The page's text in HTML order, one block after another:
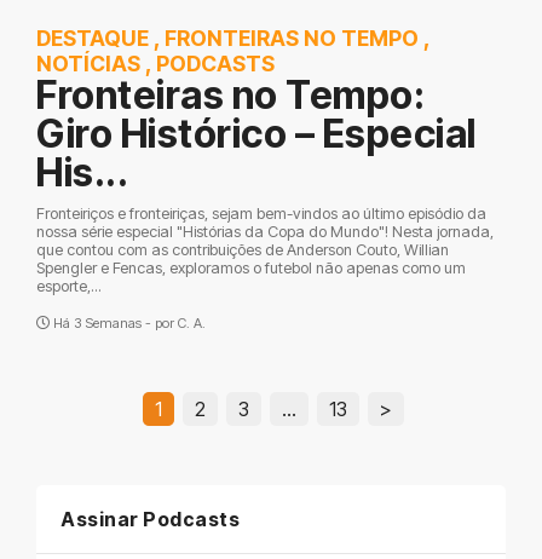
DESTAQUE , FRONTEIRAS NO TEMPO ,
NOTÍCIAS , PODCASTS
Fronteiras no Tempo:
Giro Histórico – Especial
His...
Fronteiriços e fronteiriças, sejam bem-vindos ao último episódio da
nossa série especial "Histórias da Copa do Mundo"! Nesta jornada,
que contou com as contribuições de Anderson Couto, Willian
Spengler e Fencas, exploramos o futebol não apenas como um
esporte,...
Há 3 Semanas - por C. A.
1 2 3 … 13 >
Assinar Podcasts